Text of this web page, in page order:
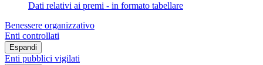
Dati relativi ai premi - in formato tabellare
Benessere organizzativo
Enti controllati
Espandi
Enti pubblici vigilati